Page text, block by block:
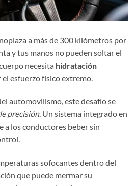
a más de 300 kilómetros por
y tus manos no pueden soltar el
necesita hidratación
esfuerzo físico extremo.
automovilismo, este desafío se
precisión. Un sistema integrado en
los conductores beber sin
sofocantes dentro del
que puede mermar su